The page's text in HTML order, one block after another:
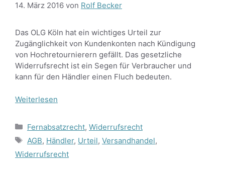
14. März 2016 von Rolf Becker
Das OLG Köln hat ein wichtiges Urteil zur
Zugänglichkeit von Kundenkonten nach Kündigung
von Hochretournierern gefällt. Das gesetzliche
Widerrufsrecht ist ein Segen für Verbraucher und
kann für den Händler einen Fluch bedeuten.
Weiterlesen
Kategorien
Fernabsatzrecht, Widerrufsrecht
Schlagwörter
AGB, Händler, Urteil, Versandhandel,
Widerrufsrecht